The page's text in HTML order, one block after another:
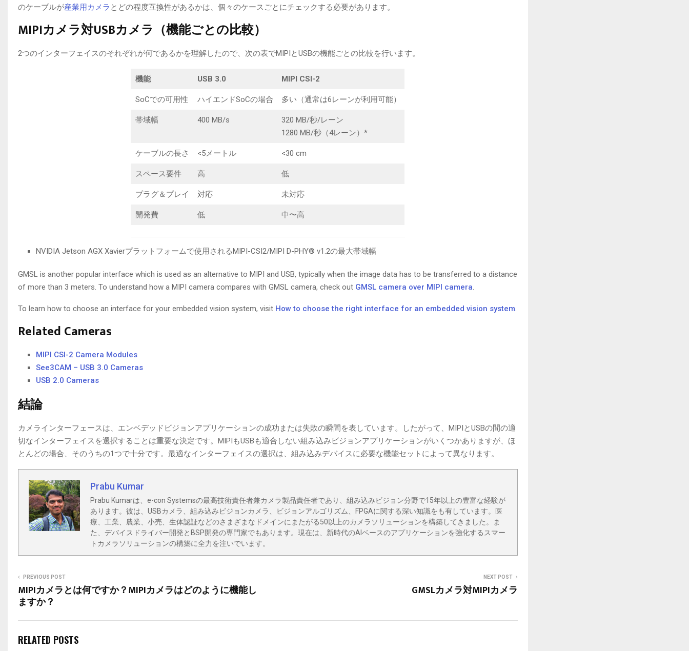
のケーブルが産業用カメラ とどの程度互換性があるかは、個々のケースごとにチェックする必要があります。
MIPIカメラ対USBカメラ（機能ごとの比較）
2つのインターフェイスのそれぞれが何であるかを理解したので、次の表でMIPIとUSBの機能ごとの比較を行います。
機能 USB 3.0 MIPI CSI-2
SoCでの可用性 ハイエンドSoCの場合 多い（通常は6レーンが利用可能）
帯域幅 400 MB/s
320 MB/秒/レーン
1280 MB/秒（4レーン）*
ケーブルの長さ <5メートル <30 cm
スペース要件 高 低
プラグ＆プレイ 対応 未対応
開発費 低 中〜高
NVIDIA Jetson AGX Xavierプラットフォームで使用されるMIPI-CSI2/MIPI D-PHY® v1.2の最大帯域幅
GMSL is another popular interface which is used as an alternative to MIPI and USB, typically when the image data has to be transferred to a distance
of more than 3 meters. To understand how a MIPI camera compares with GMSL camera, check out GMSL camera over MIPI camera.
To learn how to choose an interface for your embedded vision system, visit How to choose the right interface for an embedded vision system.
Related Cameras
MIPI CSI-2 Camera Modules
See3CAM – USB 3.0 Cameras
USB 2.0 Cameras
結論
カメラインターフェースは、エンベデッドビジョンアプリケーションの成功または失敗の瞬間を表しています。したがって、MIPIとUSBの間の適
切なインターフェイスを選択することは重要な決定です。MIPIもUSBも適合しない組み込みビジョンアプリケーションがいくつかありますが、ほ
とんどの場合、そのうちの1つで十分です。最適なインターフェイスの選択は、組み込みデバイスに必要な機能セットによって異なります。
Prabu Kumar
Prabu Kumarは、e-con Systemsの最高技術責任者兼カメラ製品責任者であり、組み込みビジョン分野で15年以上の豊富な経験が
あります。彼は、USBカメラ、組み込みビジョンカメラ、ビジョンアルゴリズム、FPGAに関する深い知識をも有しています。医
療、工業、農業、小売、生体認証などのさまざまなドメインにまたがる50以上のカメラソリューションを構築してきました。ま
た、デバイスドライバー開発とBSP開発の専門家でもあります。現在は、新時代のAIベースのアプリケーションを強化するスマー
トカメラソリューションの構築に全力を注いでいます。
PREVIOUS POST
MIPIカメラとは何ですか？MIPIカメラはどのように機能し
ますか？
NEXT POST
GMSLカメラ対MIPIカメラ
RELATED POSTS